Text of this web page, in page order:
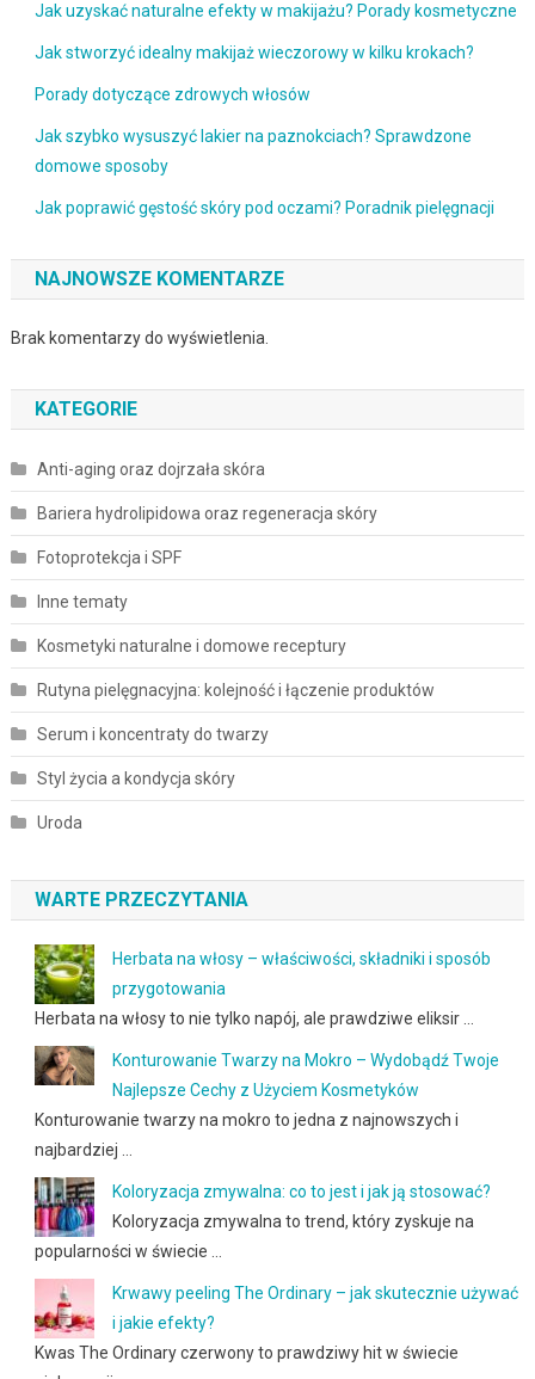
Jak uzyskać naturalne efekty w makijażu? Porady kosmetyczne
Jak stworzyć idealny makijaż wieczorowy w kilku krokach?
Porady dotyczące zdrowych włosów
Jak szybko wysuszyć lakier na paznokciach? Sprawdzone
domowe sposoby
Jak poprawić gęstość skóry pod oczami? Poradnik pielęgnacji
NAJNOWSZE KOMENTARZE
Brak komentarzy do wyświetlenia.
KATEGORIE
Anti-aging oraz dojrzała skóra
Bariera hydrolipidowa oraz regeneracja skóry
Fotoprotekcja i SPF
Inne tematy
Kosmetyki naturalne i domowe receptury
Rutyna pielęgnacyjna: kolejność i łączenie produktów
Serum i koncentraty do twarzy
Styl życia a kondycja skóry
Uroda
WARTE PRZECZYTANIA
Herbata na włosy – właściwości, składniki i sposób
przygotowania
Herbata na włosy to nie tylko napój, ale prawdziwe eliksir …
Konturowanie Twarzy na Mokro – Wydobądź Twoje
Najlepsze Cechy z Użyciem Kosmetyków
Konturowanie twarzy na mokro to jedna z najnowszych i
najbardziej …
Koloryzacja zmywalna: co to jest i jak ją stosować?
Koloryzacja zmywalna to trend, który zyskuje na
popularności w świecie …
Krwawy peeling The Ordinary – jak skutecznie używać
i jakie efekty?
Kwas The Ordinary czerwony to prawdziwy hit w świecie